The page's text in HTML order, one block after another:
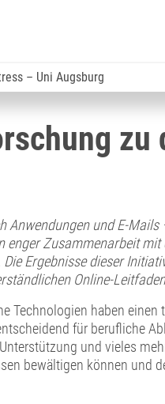
– Uni Augsburg
Anwendungen und E-
Zusammenarbeit
Ergebnisse dieser
Online-
Technologien haben
für berufliche
und vieles
bewältigen können und